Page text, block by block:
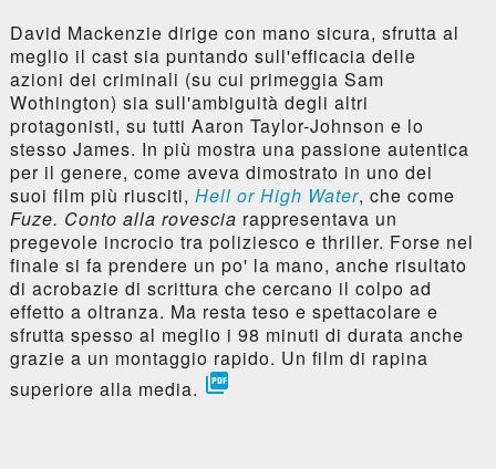
David Mackenzie dirige con mano sicura, sfrutta al
meglio il cast sia puntando sull'efficacia delle
azioni dei criminali (su cui primeggia Sam
Wothington) sia sull'ambiguità degli altri
protagonisti, su tutti Aaron Taylor-Johnson e lo
stesso James. In più mostra una passione autentica
per il genere, come aveva dimostrato in uno dei
suoi film più riusciti, Hell or High Water, che come
Fuze. Conto alla rovescia rappresentava un
pregevole incrocio tra poliziesco e thriller. Forse nel
finale si fa prendere un po' la mano, anche risultato
di acrobazie di scrittura che cercano il colpo ad
effetto a oltranza. Ma resta teso e spettacolare e
sfrutta spesso al meglio i 98 minuti di durata anche
grazie a un montaggio rapido. Un film di rapina
superiore alla media. 